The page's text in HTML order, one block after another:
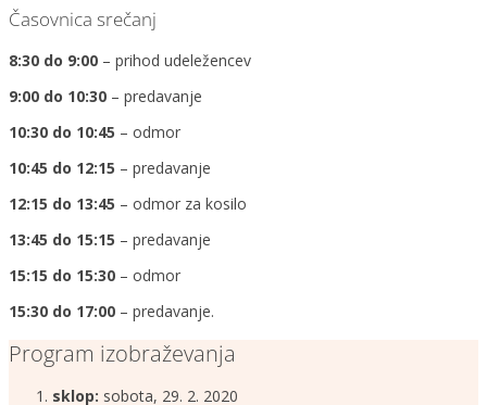
Časovnica srečanj
8:30 do 9:00 – prihod udeležencev
9:00 do 10:30 – predavanje
10:30 do 10:45 – odmor
10:45 do 12:15 – predavanje
12:15 do 13:45 – odmor za kosilo
13:45 do 15:15 – predavanje
15:15 do 15:30 – odmor
15:30 do 17:00 – predavanje.
Program izobraževanja
sklop: sobota, 29. 2. 2020